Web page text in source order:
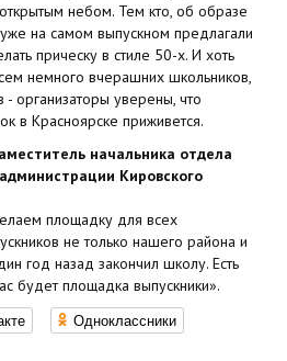
небом. Тем кто, об образе
на самом выпускном предлагали
прическу в стиле 50-х. И хоть
немного вчерашних школьников,
- организаторы уверены, что
в Красноярске приживется.
начальника отдела
Кировского
площадку для всех
не только нашего района и
год назад закончил школу. Есть
будет площадка выпускники».
Одноклассники